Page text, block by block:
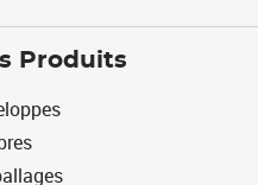
Produits